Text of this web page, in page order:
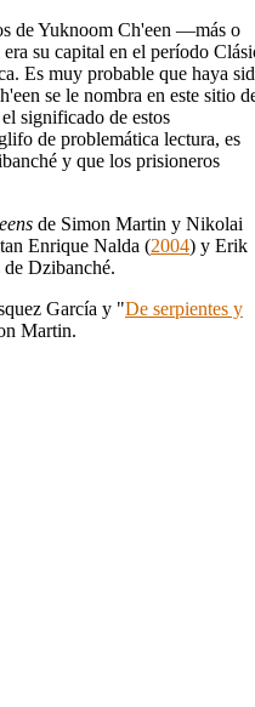
de Yuknoom Ch'een —más o
su capital en el período
Es muy probable que haya
se le nombra en este sitio
significado de estos
de problemática lectura, es
y que los prisioneros
de Simon Martin y Nikolai
Enrique Nalda (2004) y Erik
de Dzibanché.
García y "De serpientes y
Martin.